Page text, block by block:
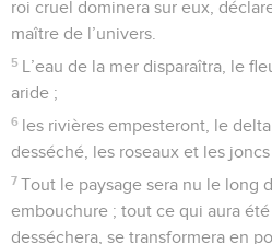
cause de ceux qui les oppriment,
un défenseur qui les délivrera.
21
Ce jour-là, l'Eternel sera connu
Egyptiens connaîtront l'Eternel ;
sacrifices et des offrandes, ils
les accompliront.
22 Ainsi, l'Eternel frappera les
il les guérira et ils se convertiront
prières et les guérira.